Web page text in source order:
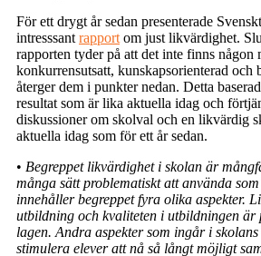
För ett drygt år sedan presenterade
intresssant rapport om just likvärdighet.
rapporten tyder på att det inte finns någon
konkurrensutsatt, kunskapsorienterad och
återger dem i punkter nedan. Detta
resultat som är lika aktuella idag och
diskussioner om skolval och en likvärdig
aktuella idag som för ett år sedan.
• Begreppet likvärdighet i skolan är
många sätt problematiskt att använda
innehåller begreppet fyra olika aspekter.
utbildning och kvaliteten i utbildningen
lagen. Andra aspekter som ingår i
stimulera elever att nå så långt möjligt